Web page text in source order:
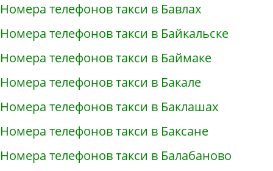
Номера телефонов такси в Бавлах
Номера телефонов такси в Байкальске
Номера телефонов такси в Баймаке
Номера телефонов такси в Бакале
Номера телефонов такси в Баклашах
Номера телефонов такси в Баксане
Номера телефонов такси в Балабаново